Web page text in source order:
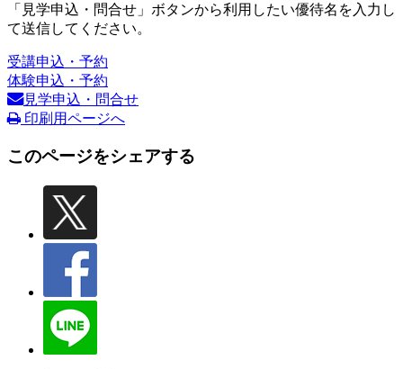
「見学申込・問合せ」ボタンから利用したい優待名を入力し
て送信してください。
受講申込・予約
体験申込・予約
見学申込・問合せ
印刷用ページへ
このページをシェアする